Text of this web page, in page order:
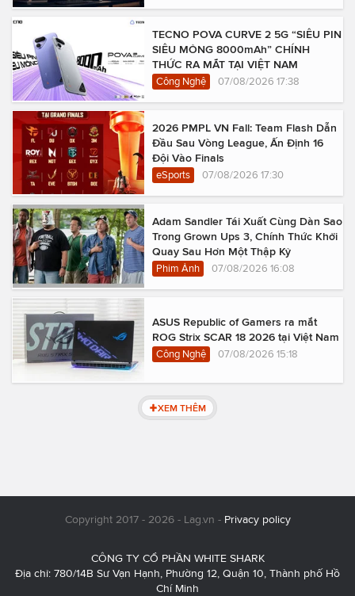
TECNO POVA CURVE 2 5G “SIÊU PIN
SIÊU MỎNG 8000mAh” CHÍNH
THỨC RA MẮT TẠI VIỆT NAM
Công Nghệ 07/08/2026 17:38
2026 PMPL VN Fall: Team Flash Dẫn
Đầu Sau Vòng League, Ấn Định 16
Đội Vào Finals
eSports 07/08/2026 17:30
Adam Sandler Tái Xuất Cùng Dàn Sao
Trong Grown Ups 3, Chính Thức Khởi
Quay Sau Hơn Một Thập Kỷ
Phim Ảnh 07/08/2026 16:08
ASUS Republic of Gamers ra mắt
ROG Strix SCAR 18 2026 tại Việt Nam
Công Nghệ 07/08/2026 15:18
XEM THÊM
Copyright 2017 - 2026 - Lag.vn - Privacy policy
CÔNG TY CỔ PHẦN WHITE SHARK
Địa chỉ: 780/14B Sư Vạn Hạnh, Phường 12, Quận 10, Thành phố Hồ
Chí Minh